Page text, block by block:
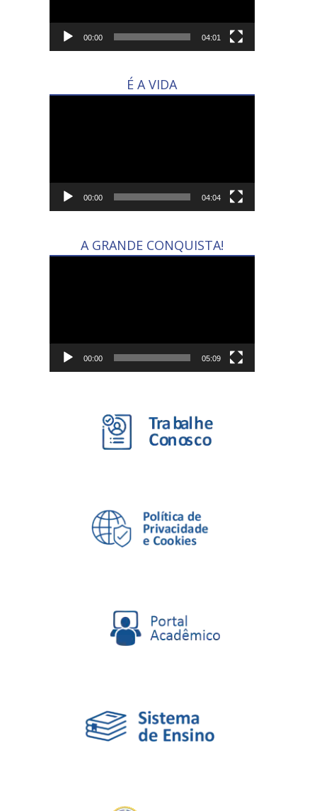
00:00 04:01
É A VIDA
00:00 04:04
A GRANDE CONQUISTA!
00:00 05:09